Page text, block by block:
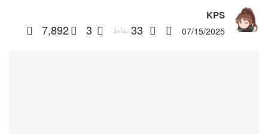
KPS
07/15/2025
33 نقاط 3
7,892